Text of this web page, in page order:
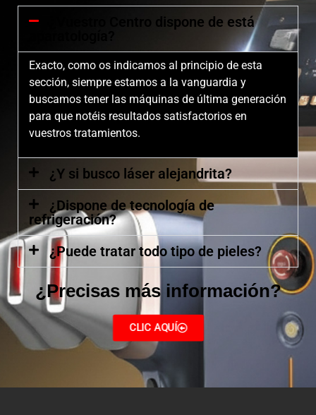
¿Vuestro Centro dispone de está
Exacto, como os indicamos al principio de esta
sección, siempre estamos a la vanguardia y
buscamos tener las máquinas de última generación
para que notéis resultados satisfactorios en
vuestros tratamientos.
¿Y si busco láser alejandrita?
¿Dispone de tecnología de
refrigeración?
¿Puede tratar todo tipo de pieles?
¿Precisas más información?
CLIC AQUÍ